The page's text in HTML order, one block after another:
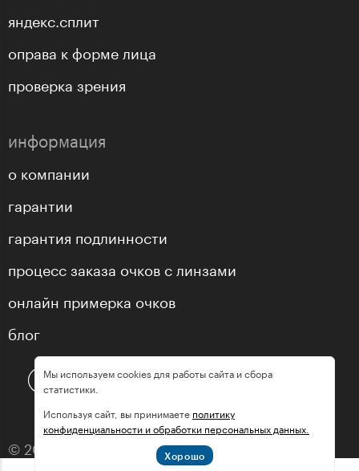
яндекс.сплит
оправа к форме лица
проверка зрения
информация
о компании
гарантии
гарантия подлинности
процесс заказа очков с линзами
онлайн примерка очков
блог
© 2013—2026 оптика «МастерГлассес»
Мы используем cookies для работы сайта и сбора
статистики.
Используя сайт, вы принимаете политику
конфиденциальности и обработки персональных данных.
Хорошо